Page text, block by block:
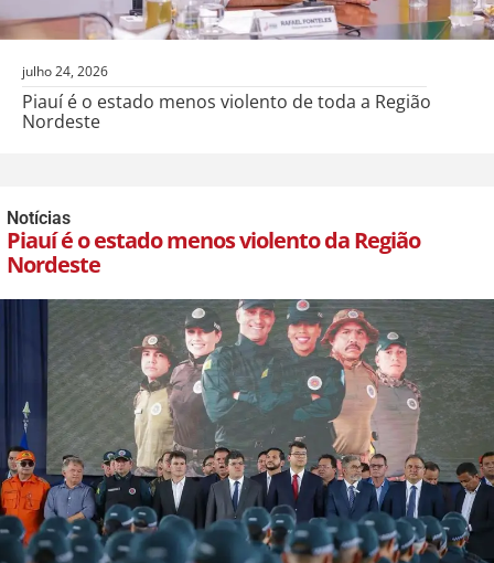
julho 24, 2026
Piauí é o estado menos violento de toda a Região
Nordeste
Notícias
Piauí é o estado menos violento da Região
Nordeste